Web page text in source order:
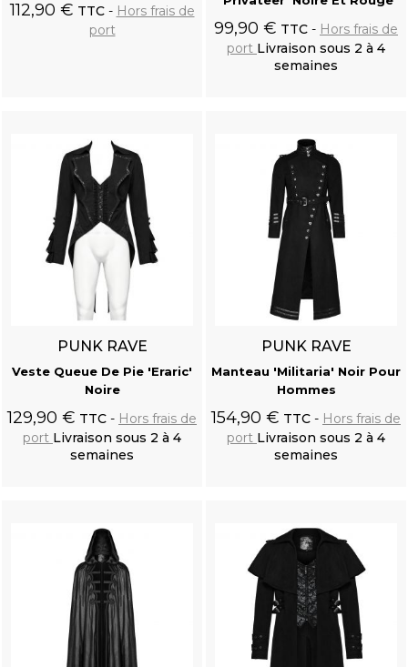
112,90 € TTC
Hors frais de
port
99,90 € TTC
Hors frais de
port Livraison sous 2 à 4
semaines
PUNK RAVE
Veste Queue De Pie 'Eraric'
Noire
129,90 € TTC
Hors frais de
port Livraison sous 2 à 4
semaines
PUNK RAVE
Manteau 'Militaria' Noir Pour
Hommes
154,90 € TTC
Hors frais de
port Livraison sous 2 à 4
semaines